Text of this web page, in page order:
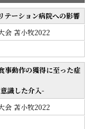
テーション病院への影響
会 苫小牧2022
事動作の獲得に至った症
識した介入-
会 苫小牧2022